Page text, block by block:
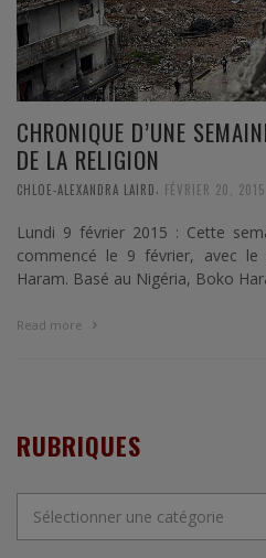
CHRONIQUE D’UNE
DE LA RELIGION
CHLOE-ALEXANDRA LAIRD FÉVRIER 20, 2015
Lundi 9 février 2015 : Cette
commencé le 9 février, avec
Haram. Basé au Nigéria, Boko
Read more
RUBRIQUES